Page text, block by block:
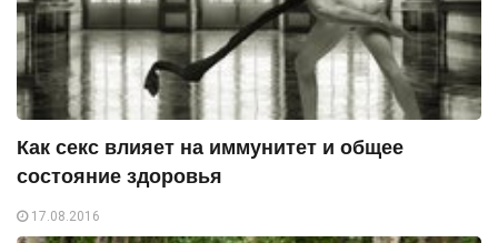
Как секс влияет на иммунитет и общее
состояние здоровья
17.08.2016